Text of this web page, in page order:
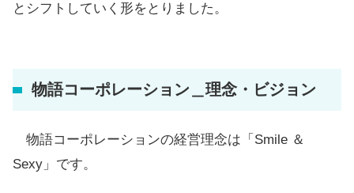
とシフトしていく形をとりました。
物語コーポレーション＿理念・ビジョン
物語コーポレーションの経営理念は「Smile ＆
Sexy」です。